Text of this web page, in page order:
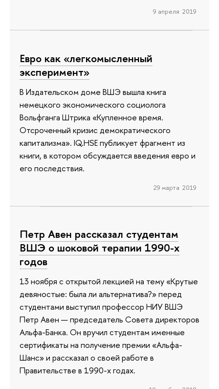
9 апреля 2019
Евро как «легкомысленный
эксперимент»
В Издательском доме ВШЭ вышла книга
немецкого экономического социолога
Вольфганга Штрика «Купленное время.
Отсроченный кризис демократического
капитализма». IQ.HSE публикует фрагмент из
книги, в котором обсуждается введения евро и
его последствия.
29 марта 2019
Петр Авен рассказал студентам
ВШЭ о шоковой терапии 1990-х
годов
13 ноября с открытой лекцией на тему «Крутые
девяностые: была ли альтернатива?» перед
студентами выступил профессор НИУ ВШЭ
Петр Авен — председатель Совета директоров
Альфа-Банка. Он вручил студентам именные
сертификаты на получение премии «Альфа-
Шанс» и рассказал о своей работе в
Правительстве в 1990-х годах.